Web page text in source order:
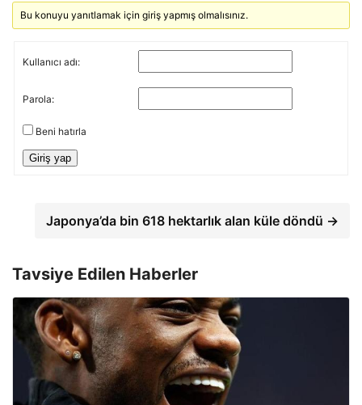
Bu konuyu yanıtlamak için giriş yapmış olmalısınız.
Kullanıcı adı:
Parola:
Beni hatırla
Giriş yap
Japonya’da bin 618 hektarlık alan küle döndü →
Tavsiye Edilen Haberler